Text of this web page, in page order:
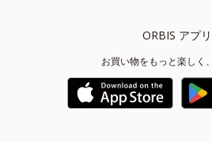
ORBIS アプリ
お買い物をもっと楽しく